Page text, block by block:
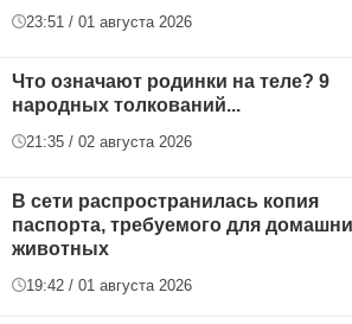
23:51 / 01 августа 2026
Что означают родинки на теле? 9
народных толкований...
21:35 / 02 августа 2026
В сети распространилась копия
паспорта, требуемого для
животных
19:42 / 01 августа 2026